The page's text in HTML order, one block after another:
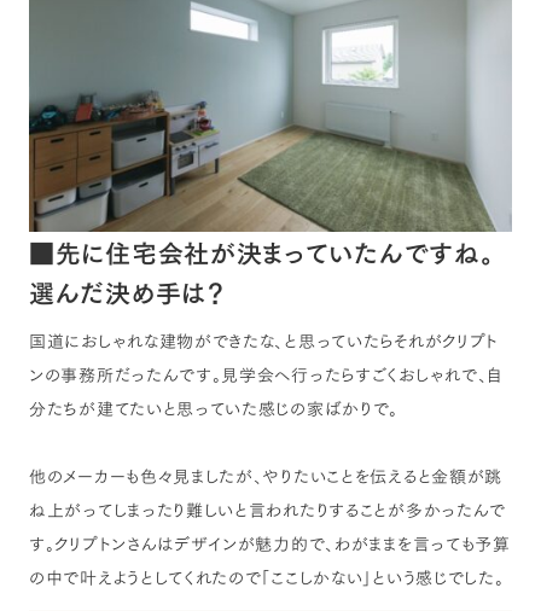
■先に住宅会社が決まっていたんですね。
選んだ決め手は？
国道におしゃれな建物ができたな、と思っていたらそれがクリプト
ンの事務所だったんです。見学会へ行ったらすごくおしゃれで、自
分たちが建てたいと思っていた感じの家ばかりで。
他のメーカーも色々見ましたが、やりたいことを伝えると金額が跳
ね上がってしまったり難しいと言われたりすることが多かったんで
す。クリプトンさんはデザインが魅力的で、わがままを言っても予算
の中で叶えようとしてくれたので「ここしかない」という感じでした。